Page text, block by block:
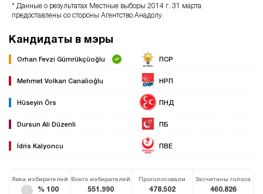
* Данные о результатах Местные выборы 2014 г. 31 марта
предоставлены со стороны Агентство Анадолу.
Кандидаты в мэры
Orhan Fevzi Gümrükçüoğlu ПСР
Mehmet Volkan Canalioğlu НРП
Hüseyin Örs ПНД
Dursun Ali Düzenli ПБ
İdris Kalyoncu ПВЕ
Явка избирателей
% 100
Всего избирателей
551.990
Проголосовали
478.502
Засчитаны голоса
460.826